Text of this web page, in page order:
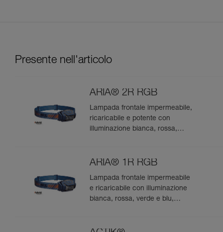
Presente nell'articolo
ARIA® 2R RGB
Lampada frontale impermeabile,
ricaricabile e potente con
illuminazione bianca, rossa,
lumen
ARIA® 1R RGB
Lampada frontale impermeabile
e ricaricabile con illuminazione
bianca, rossa, verde e blu,